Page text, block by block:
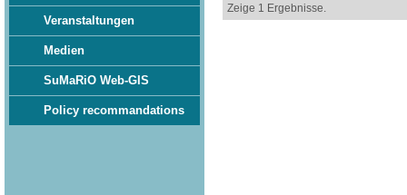
Veranstaltungen
Medien
SuMaRiO Web-GIS
Policy recommandations
Zeige 1 Ergebnisse.